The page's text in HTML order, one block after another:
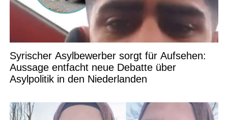
Syrischer Asylbewerber sorgt für Aufsehen:
Aussage entfacht neue Debatte über
Asylpolitik in den Niederlanden